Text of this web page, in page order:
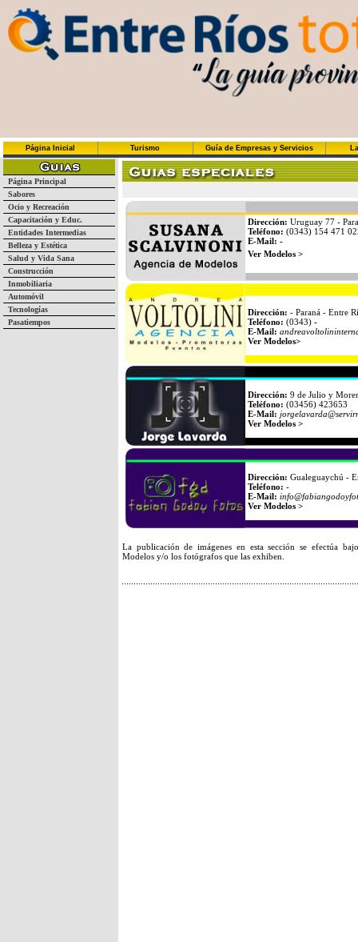
Página Inicial Turismo Guía de Empresas y Servicios
Página Principal
Sabores
Ocio y Recreación
Capacitación y Educ.
Entidades Intermedias
Belleza y Estética
Salud y Vida Sana
Construcción
Inmobiliaria
Automóvil
Tecnologías
Pasatiempos
Dirección: Uruguay 77 -
Teléfono: (0343) 154 471
E-Mail: -
Ver Modelos >
Dirección: - Paraná - Entre
Teléfono: (0343) -
E-Mail:
Ver Modelos>
Dirección: 9 de Julio y
Teléfono: (03456) 423653
E-Mail:
Ver Modelos >
Dirección: Gualeguaychú -
Teléfono: -
E-Mail:
Ver Modelos >
La publicación de imágenes en esta sección se efectúa
Modelos y/o los fotógrafos que las exhiben.